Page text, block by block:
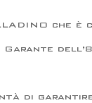
che è
di